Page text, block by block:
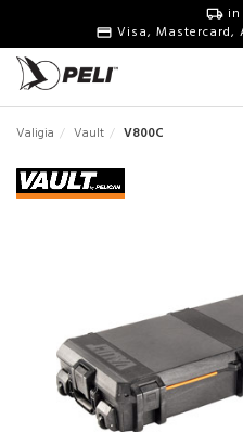
in
Visa, Mastercard,
Valigia Vault V800C